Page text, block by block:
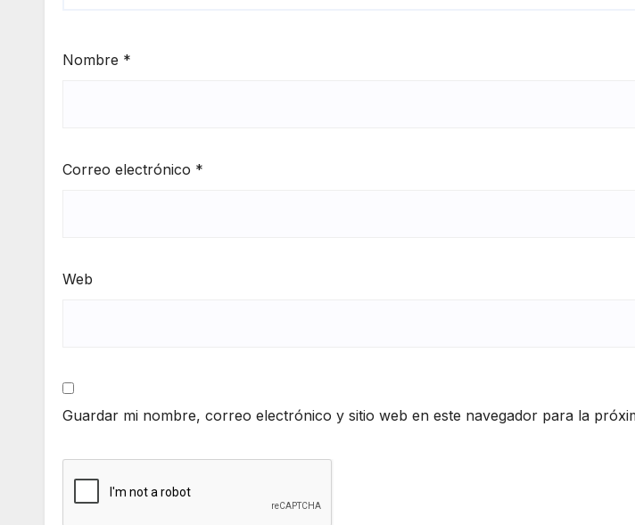
Nombre *
Correo electrónico *
Web
Guardar mi nombre, correo electrónico y sitio web en este navegador para la